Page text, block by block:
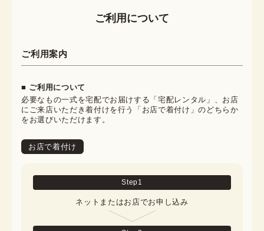
ご利用について
ご利用案内
■ ご利用について
必要なもの一式を宅配でお届けする「宅配レンタル」、お店
にご来店いただき着付けを行う「お店で着付け」のどちらか
をお選びいただけます。
お店で着付け
Step1
ネットまたはお店でお申し込み